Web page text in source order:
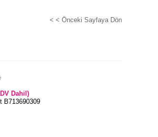
< < Önceki Sayfaya Dön
Dahil)
B713690309